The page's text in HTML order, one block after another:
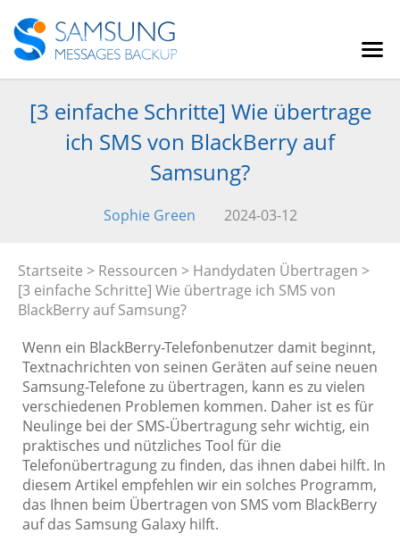
[3 einfache Schritte] Wie übertrage
ich SMS von BlackBerry auf
Samsung?
Sophie Green 2024-03-12
Startseite > Ressourcen > Handydaten Übertragen >
[3 einfache Schritte] Wie übertrage ich SMS von
BlackBerry auf Samsung?
Wenn ein BlackBerry-Telefonbenutzer damit beginnt,
Textnachrichten von seinen Geräten auf seine neuen
Samsung-Telefone zu übertragen, kann es zu vielen
verschiedenen Problemen kommen. Daher ist es für
Neulinge bei der SMS-Übertragung sehr wichtig, ein
praktisches und nützliches Tool für die
Telefonübertragung zu finden, das ihnen dabei hilft. In
diesem Artikel empfehlen wir ein solches Programm,
das Ihnen beim Übertragen von SMS vom BlackBerry
auf das Samsung Galaxy hilft.